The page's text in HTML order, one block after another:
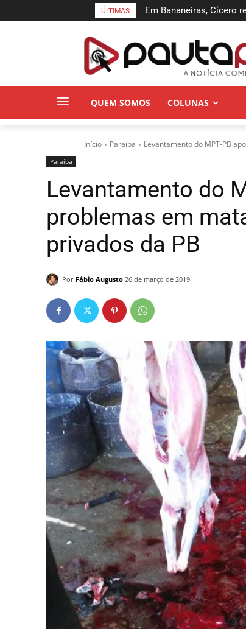
ÚLTIMAS
Em Bananeiras, Cícero
Prefeitura de João
QUEM SOMOS COLUNAS
Início Paraí­ba Levantamento do MPT-PB
Paraí­ba
Levantamento do
problemas em
privados da PB
Por Fábio Augusto 26 de março de 2019